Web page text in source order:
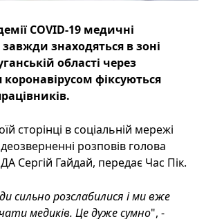
COVID-19 медичні
знаходяться в зоні
області через
коронавірусом фіксуються
сторінці в соціальній мережі
розповів голова
Сергій Гайдай, передає Час Пік.
сильно розслабилися і ми вже
медиків. Це дуже сумно", -